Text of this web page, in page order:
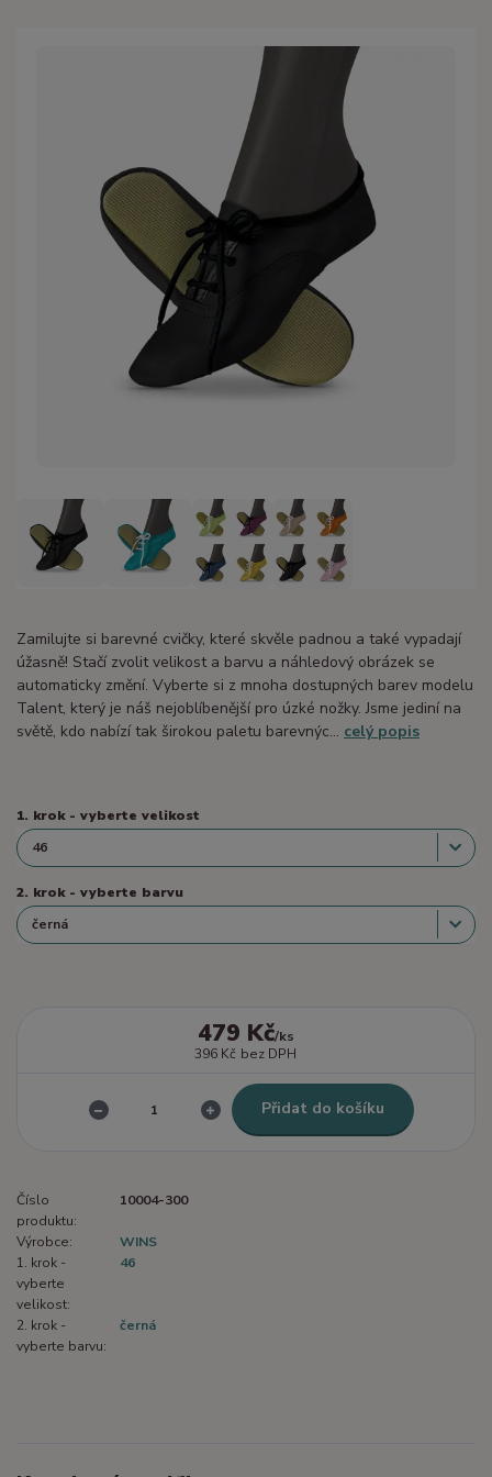
Zamilujte si barevné cvičky, které skvěle padnou a také vypadají
úžasně! Stačí zvolit velikost a barvu a náhledový obrázek se
automaticky změní. Vyberte si z mnoha dostupných barev modelu
Talent, který je náš nejoblíbenější pro úzké nožky. Jsme jediní na
světě, kdo nabízí tak širokou paletu barevnýc... celý popis
1. krok - vyberte velikost
2. krok - vyberte barvu
479 Kč/ks
396 Kč bez DPH
Přidat do košíku
Číslo
produktu:
10004-300
Výrobce:
WINS
1. krok -
vyberte
velikost:
46
2. krok -
vyberte barvu:
černá